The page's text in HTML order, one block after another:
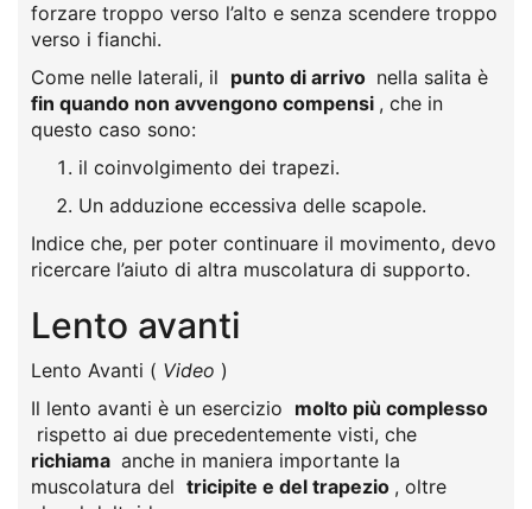
forzare troppo verso l’alto e senza scendere troppo
verso i fianchi.
Come nelle laterali, il punto di arrivo nella salita è
fin quando non avvengono compensi , che in
questo caso sono:
il coinvolgimento dei trapezi.
Un adduzione eccessiva delle scapole.
Indice che, per poter continuare il movimento, devo
ricercare l’aiuto di altra muscolatura di supporto.
Lento avanti
Lento Avanti ( Video )
Il lento avanti è un esercizio molto più complesso
rispetto ai due precedentemente visti, che
richiama anche in maniera importante la
muscolatura del tricipite e del trapezio , oltre